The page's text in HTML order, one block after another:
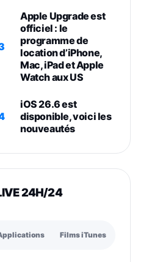
Apple Upgrade est
officiel : le
programme de
location d’iPhone,
Mac, iPad et Apple
Watch aux US
iOS 26.6 est
disponible, voici les
nouveautés
24H/24
Films iTunes